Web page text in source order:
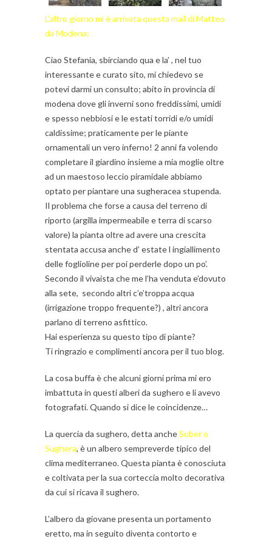
L’altro giorno mi è arrivata questa mail di Matteo
da Modena:
Ciao Stefania, sbirciando qua e la’ , nel tuo
interessante e curato sito, mi chiedevo se
potevi darmi un consulto; abito in provincia di
modena dove gli inverni sono freddissimi, umidi
e spesso nebbiosi e le estati torridi e/o umidi
caldissime; praticamente per le piante
ornamentali un vero inferno! 2 anni fa volendo
completare il giardino insieme a mia moglie oltre
ad un maestoso leccio piramidale abbiamo
optato per piantare una sugheracea stupenda.
Il problema che forse a causa del terreno di
riporto (argilla impermeabile e terra di scarso
valore) la pianta oltre ad avere una crescita
stentata accusa anche d’ estate l ingiallimento
delle foglioline per poi perderle dopo un po’.
Secondo il vivaista che me l’ha venduta e’dovuto
alla sete, secondo altri c’e’troppa acqua
(irrigazione troppo frequente?) , altri ancora
parlano di terreno asfittico.
Hai esperienza su questo tipo di piante?
Ti ringrazio e complimenti ancora per il tuo blog.
La cosa buffa è che alcuni giorni prima mi ero
imbattuta in questi alberi da sughero e li avevo
fotografati. Quando si dice le coincidenze…
La quercia da sughero, detta ancheSuber o
Sughera, è un albero sempreverde tipico del
clima mediterraneo. Questa pianta è conosciuta
e coltivata per la sua corteccia molto decorativa
da cui si ricava il sughero.
L’albero da giovane presenta un portamento
eretto, ma in seguito diventa contorto e